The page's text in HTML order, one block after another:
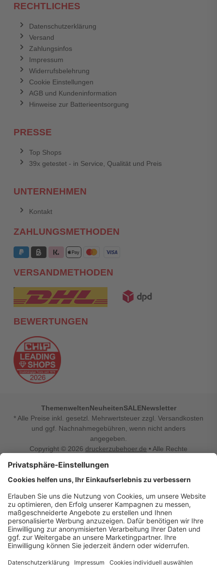
RECHTLICHES
Datenschutzerklärung
Versand
Zahlungsinfos
Impressum
Widerrufsbelehrung
Cookie Einstellungen
AGB und Kundeninformation
Hinweise zur Batterieentsorgung
PRESSE
Top Shops
39x getestet - in Service, Qualität und Preis
UNTERNEHMEN
Kontakt
ZAHLUNGSMETHODEN
VERSANDMETHODEN
BEWERTUNGEN
ThemenweltenNeuheitenSALENewsletter
* Alle Preise inkl. gesetzl. Mehrwertsteuer zzgl. Versandkosten
und ggf. Nachnahmegebühren, wenn nicht anders
angegeben.
Copyright © 2026 druckerzubehoer.de • Alle Rechte
Vertrag widerrufen
Druckerzubehoer.de – preiswerte Qualität für Ihr Office
Sie sind auf der Suche nach dem passenden Druckerzubehör
oder Zubehör für das Büro, den Computer oder Ihr
Smartphone? Dann sind Sie bei Druckerzubehoer.de genau
richtig! Unser breites Sortiment bietet unter anderem Tinte
und Toner für alle gängigen Druckermodelle – großer sowie
kleiner Hersteller. Zugleich sind wir Ihr Online Fachhandel für
einrichten, die Werkstatt ausstatten oder den Alltag mit